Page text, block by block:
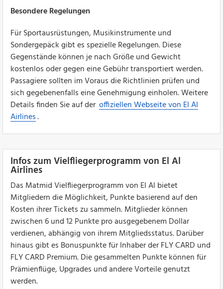
Besondere Regelungen
Für Sportausrüstungen, Musikinstrumente und
Sondergepäck gibt es spezielle Regelungen. Diese
Gegenstände können je nach Größe und Gewicht
kostenlos oder gegen eine Gebühr transportiert werden.
Passagiere sollten im Voraus die Richtlinien prüfen und
sich gegebenenfalls eine Genehmigung einholen. Weitere
Details finden Sie auf der offiziellen Webseite von El Al
Airlines.
Infos zum Vielfliegerprogramm von El Al
Airlines
Das Matmid Vielfliegerprogramm von El Al bietet
Mitgliedern die Möglichkeit, Punkte basierend auf den
Kosten ihrer Tickets zu sammeln. Mitglieder können
zwischen 6 und 12 Punkte pro ausgegebenem Dollar
verdienen, abhängig von ihrem Mitgliedsstatus. Darüber
hinaus gibt es Bonuspunkte für Inhaber der FLY CARD und
FLY CARD Premium. Die gesammelten Punkte können für
Prämienflüge, Upgrades und andere Vorteile genutzt
werden.